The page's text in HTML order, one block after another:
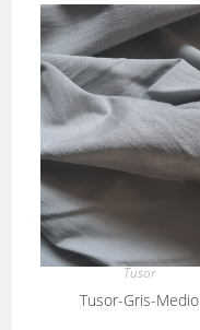
Tusor
Tusor-Gris-Medio